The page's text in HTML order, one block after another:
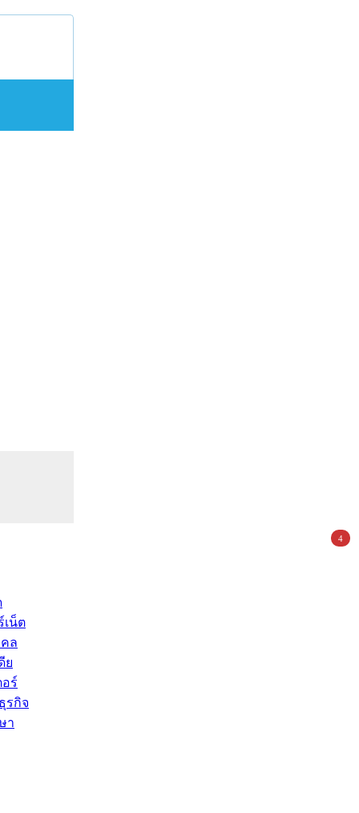
เน็ต
ล
ย
อร์
รกิจ
า
4